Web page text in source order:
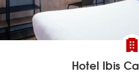
Hotel Ibis